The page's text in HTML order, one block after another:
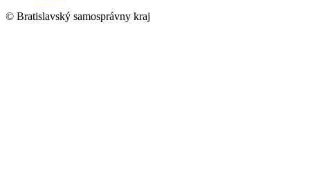
© Bratislavský samosprávny kraj